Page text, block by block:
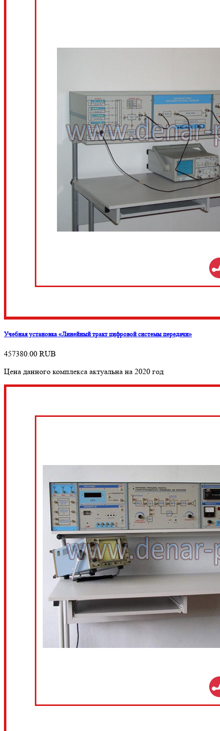
Учебная установка «Линейный тракт цифровой системы передачи»
457380.00 RUB
Цена данного комплекса актуальна на 2020 год